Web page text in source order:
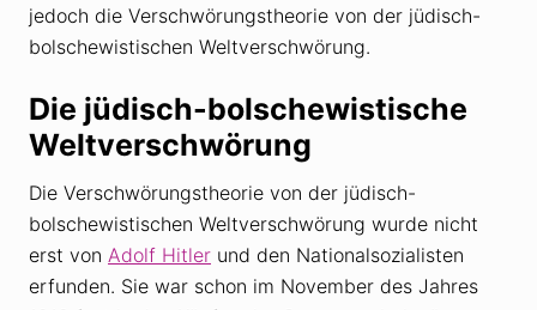
jedoch die Verschwörungstheorie von der jüdisch-
bolschewistischen Weltverschwörung.
Die jüdisch-bolschewistische
Weltverschwörung
Die Verschwörungstheorie von der jüdisch-
bolschewistischen Weltverschwörung wurde nicht
erst von Adolf Hitler und den Nationalsozialisten
erfunden. Sie war schon im November des Jahres